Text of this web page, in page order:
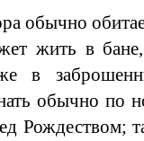
обычно
жить в
в
обычно по
Рождеством;